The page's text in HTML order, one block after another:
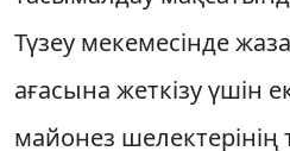
Түзеу мекемесінде
ағасына жеткізу үшін
майонез шелектерінің